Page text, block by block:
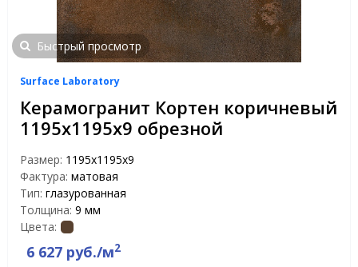
Быстрый просмотр
Surface Laboratory
Керамогранит Кортен коричневый
1195х1195х9 обрезной
Размер: 1195х1195х9
Фактура: матовая
Тип: глазурованная
Толщина: 9 мм
Цвета:
6 627 руб./м2